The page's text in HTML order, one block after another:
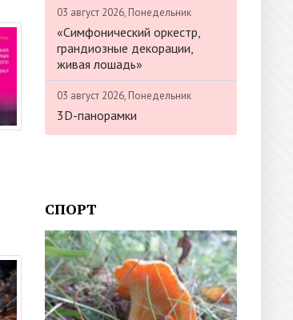
03 август 2026, Понедельник
«Симфонический оркестр,
грандиозные декорации,
живая лошадь»
03 август 2026, Понедельник
3D-панорамки
СПОРТ